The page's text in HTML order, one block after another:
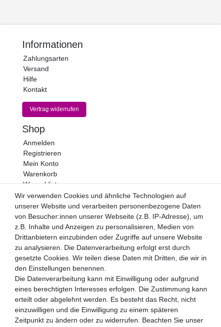
Informationen
Zahlungsarten
Versand
Hilfe
Kontakt
Vertrag widerrufen
Shop
Anmelden
Registrieren
Mein Konto
Warenkorb
Wunschliste
Newsletter
E-MAIL **
Newsletter
Honig
Daten­schutz­erklärung
gelesen habe. Meine Einwilligung kann ich jederzeit
widerrufen.**
Abonnieren
** Hierbei handelt es sich um ein Pflichtfeld.
Zahlungsarten
Wir verwenden Cookies und ähnliche Technologien auf
unserer Website und verarbeiten personenbezogene Daten
von Besucher:innen unserer Webseite (z.B. IP-Adresse), um
z.B. Inhalte und Anzeigen zu personalisieren, Medien von
Drittanbietern einzubinden oder Zugriffe auf unsere Website
zu analysieren. Die Datenverarbeitung erfolgt erst durch
gesetzte Cookies. Wir teilen diese Daten mit Dritten, die wir in
den Einstellungen benennen.
Die Datenverarbeitung kann mit Einwilligung oder aufgrund
eines berechtigten Interesses erfolgen. Die Zustimmung kann
erteilt oder abgelehnt werden. Es besteht das Recht, nicht
einzuwilligen und die Einwilligung zu einem späteren
Zeitpunkt zu ändern oder zu widerrufen. Beachten Sie unser